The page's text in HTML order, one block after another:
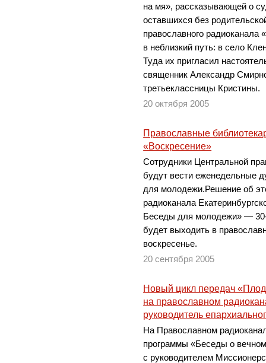
на мя», рассказывающей о
оставшихся без
православного радиоканала
в неблизкий путь: в село
Туда их пригласил
священник Александр
третьеклассницы Кристины.
20 октября 2005
Православные
«Воскресение»
Сотрудники Центральной
будут вести еженедельные
для молодежи.Решение об
радиоканала
Беседы для молодежи» —
будет выходить в
воскресенье.
20 сентября 2005
Новый цикл передач
на православном
руководитель
На Православном
программы «Беседы о
с руководителем